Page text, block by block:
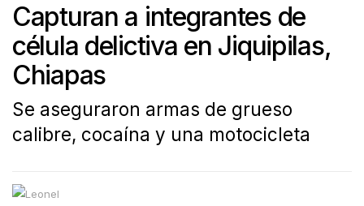
Capturan a integrantes de
célula delictiva en Jiquipilas,
Chiapas
Se aseguraron armas de grueso
calibre, cocaína y una motocicleta